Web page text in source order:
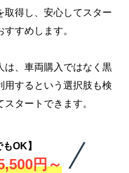
取得し、安心してスター
すめします。
は、車両購入ではなく黒
用するという選択肢も検
タートできます。
OK】
円～